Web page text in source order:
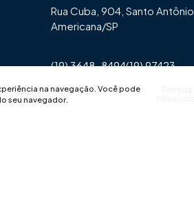
na navegação. Você pode
seu navegador.
Rua Cuba, 904, Santo Antônio.
Americana/SP
(19) 3648-8494(19) 97423-